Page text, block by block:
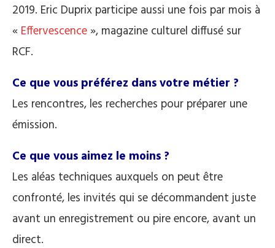
2019. Eric Duprix participe aussi une fois par mois à
« Effervescence », magazine culturel diffusé sur
RCF.
Ce que vous préférez dans votre métier ?
Les rencontres, les recherches pour préparer une
émission.
Ce que vous aimez le moins ?
Les aléas techniques auxquels on peut être
confronté, les invités qui se décommandent juste
avant un enregistrement ou pire encore, avant un
direct.